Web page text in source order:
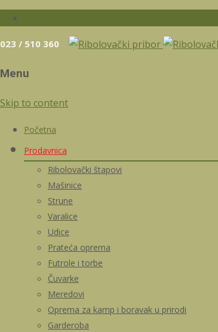
023 / 510 360
Menu
Skip to content
Početna
Prodavnica
Ribolovački štapovi
Mašinice
Strune
Varalice
Udice
Prateća oprema
Futrole i torbe
Čuvarke
Meredovi
Oprema za kamp i boravak u prirodi
Garderoba